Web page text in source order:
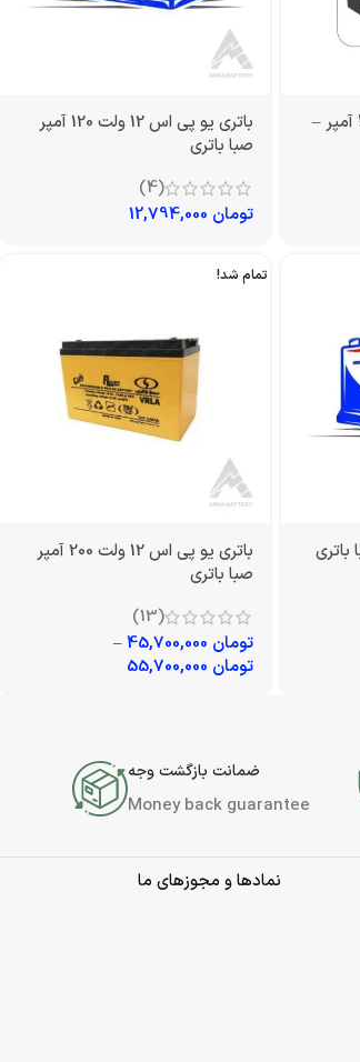
باتری یو پی اس 12ولت 42 آمپر –
باتری یو پی اس 12 ولت 120 آمپر
صبا باتری
(4)
تومان
تمام شد!
باتری یو پی اس 12 ولت 200 آمپر
صبا باتری
(13)
تومان
–
تومان
ضمانت بازگشت وجه
Money back guarantee
نمادها و مجوزهای ما